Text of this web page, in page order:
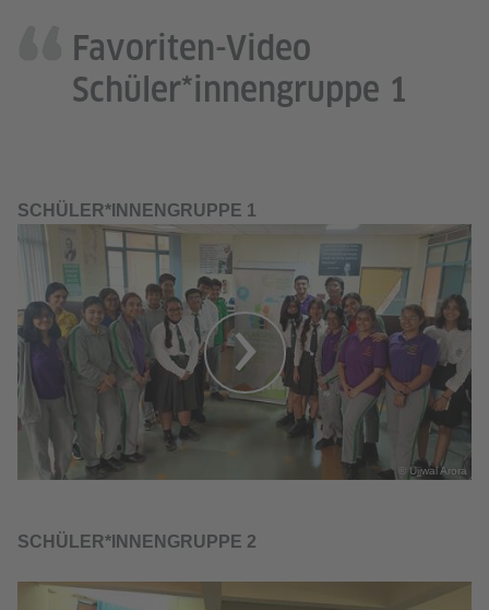
Favoriten-Video
Schüler*innengruppe 1
SCHÜLER*INNENGRUPPE 1
© Ujjwal Arora
SCHÜLER*INNENGRUPPE 2